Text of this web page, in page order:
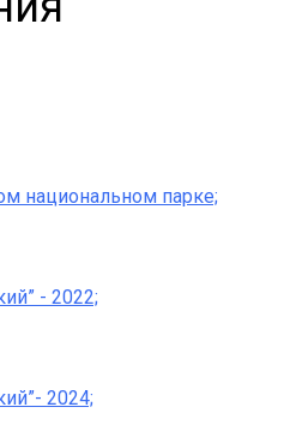
национальном парке;
- 2022;
2024;